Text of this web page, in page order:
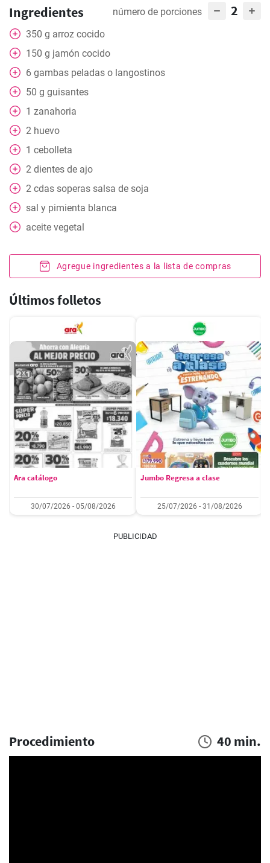
Ingredientes número de porciones 2
350 g arroz cocido
150 g jamón cocido
6 gambas peladas o langostinos
50 g guisantes
1 zanahoria
2 huevo
1 cebolleta
2 dientes de ajo
2 cdas soperas salsa de soja
sal y pimienta blanca
aceite vegetal
Agregue ingredientes a la lista de compras
Últimos folletos
Ara catálogo
30/07/2026 - 05/08/2026
Jumbo Regresa a clase
25/07/2026 - 31/08/2026
PUBLICIDAD
Procedimiento 40 min.